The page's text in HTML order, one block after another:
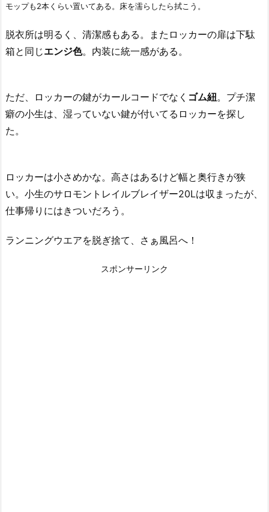
モップも2本くらい置いてある。床を濡らしたら拭こう。
脱衣所は明るく、清潔感もある。またロッカーの扉は下駄
箱と同じエンジ色。内装に統一感がある。
ただ、ロッカーの鍵がカールコードでなく ゴム紐。プチ潔
癖の小生は、湿っていない鍵が付いてるロッカーを探し
た。
ロッカーは小さめかな。高さはあるけど幅と奥行きが狭
い。小生のサロモントレイルブレイザー20Lは収まったが、
仕事帰りにはきついだろう。
ランニングウエアを脱ぎ捨て、さぁ風呂へ！
スポンサーリンク